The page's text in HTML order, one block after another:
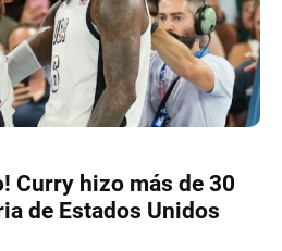
Curry hizo más de 30
de Estados Unidos